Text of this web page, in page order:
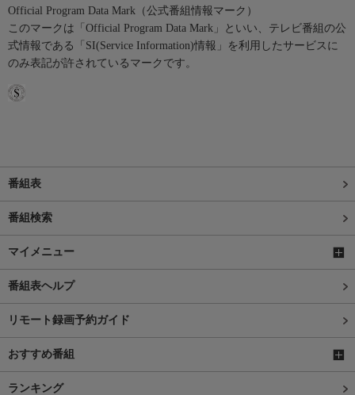
Official Program Data Mark（公式番組情報マーク）
このマークは「Official Program Data Mark」といい、テレビ番組の公
式情報である「SI(Service Information)情報」を利用したサービスに
のみ表記が許されているマークです。
番組表
番組検索
マイメニュー
番組表ヘルプ
リモート録画予約ガイド
おすすめ番組
ランキング